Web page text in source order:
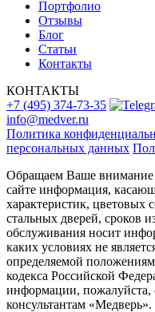
Портфолио
Отзывы
Блог
Статьи
Контакты
КОНТАКТЫ
+7 (495) 374-73-35
info@medver.ru
Политика
персональных данных
Обращаем Ваше внимание
сайте информация,
характеристик, цветовых
стальных дверей, сроков
обслуживания носит
каких условиях не
определяемой
кодекса Российской
информации, пожалуйста,
консультантам «Медверь».